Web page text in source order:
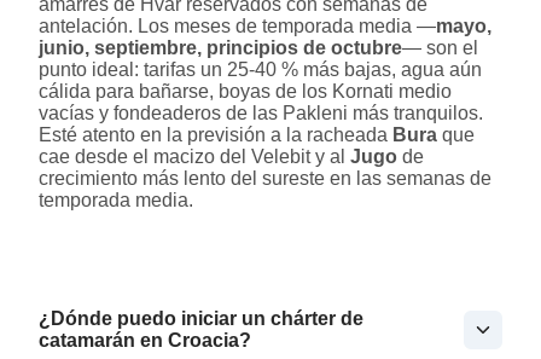
amarres de Hvar reservados con semanas de
antelación. Los meses de temporada media —mayo,
junio, septiembre, principios de octubre— son el
punto ideal: tarifas un 25-40 % más bajas, agua aún
cálida para bañarse, boyas de los Kornati medio
vacías y fondeaderos de las Pakleni más tranquilos.
Esté atento en la previsión a la racheada Bura que
cae desde el macizo del Velebit y al Jugo de
crecimiento más lento del sureste en las semanas de
temporada media.
¿Dónde puedo iniciar un chárter de
catamarán en Croacia?